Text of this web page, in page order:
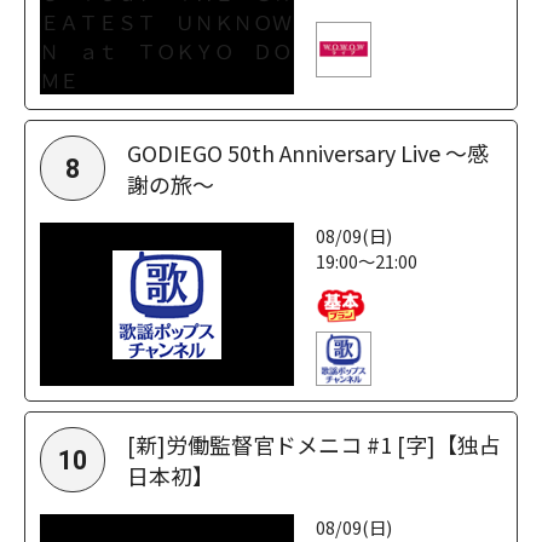
8
GODIEGO 50th Anniversary Live ～感
謝の旅～
08/09(日)
19:00～21:00
10
[新]労働監督官ドメニコ #1 [字]【独占
日本初】
08/09(日)